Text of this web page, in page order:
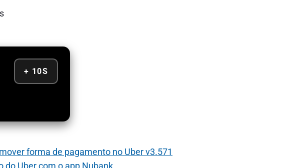
+ 10S
forma de pagamento no Uber v3.571
do Uber com o app Nubank